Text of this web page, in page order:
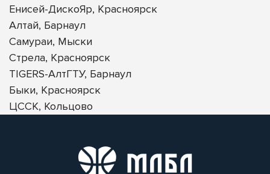
Енисей-ДискоЯр, Красноярск
Алтай, Барнаул
Самураи, Мыски
Стрела, Красноярск
TIGERS-АлтГТУ, Барнаул
Быки, Красноярск
ЦССК, Кольцово